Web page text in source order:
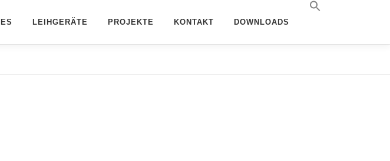
LEIHGERÄTE PROJEKTE KONTAKT DOWNLOADS